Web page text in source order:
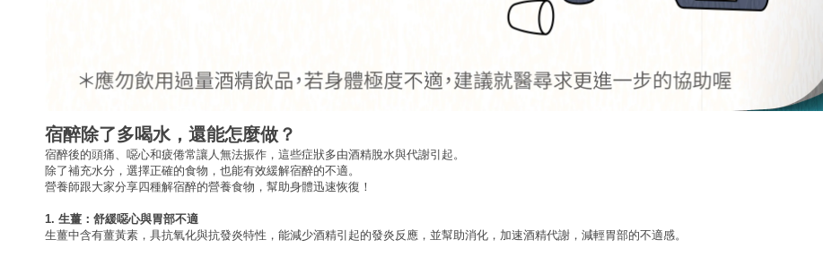
宿醉除了多喝水，還能怎麼做？
宿醉後的頭痛、噁心和疲倦常讓人無法振作，這些症狀多由酒精脫水與代謝引起。
除了補充水分，選擇正確的食物，也能有效緩解宿醉的不適。
營養師跟大家分享四種解宿醉的營養食物，幫助身體迅速恢復！
1. 生薑：舒緩噁心與胃部不適
生薑中含有薑黃素，具抗氧化與抗發炎特性，能減少酒精引起的發炎反應，並幫助消化，加速酒精代謝，減輕胃部的不適感。